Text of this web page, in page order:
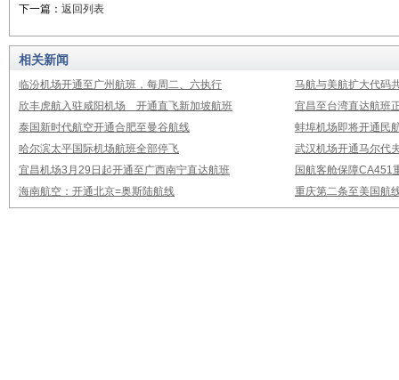
下一篇： 返回列表
相关新闻
临汾机场开通至广州航班，每周二、六执行
马航与美航扩大代码
欣丰虎航入驻咸阳机场 开通直飞新加坡航班
宜昌至台湾直达航班
泰国新时代航空开通合肥至曼谷航线
蚌埠机场即将开通民
哈尔滨太平国际机场航班全部停飞
武汉机场开通马尔代
宜昌机场3月29日起开通至广西南宁直达航班
国航客舱保障CA451
海南航空：开通北京=奥斯陆航线
重庆第二条至美国航